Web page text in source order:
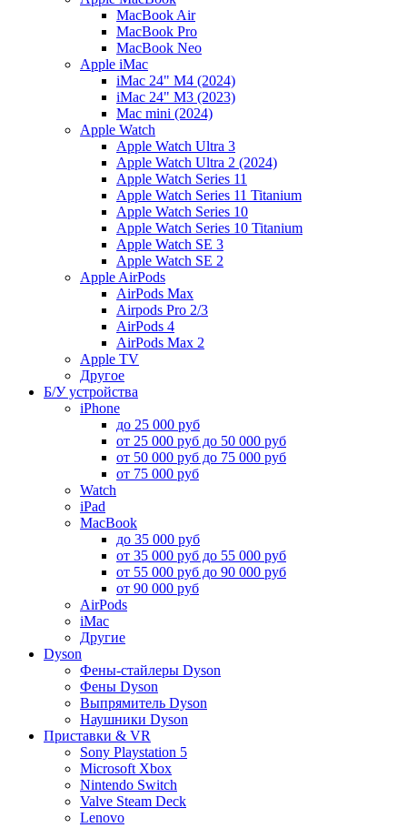
MacBook Air
MacBook Pro
MacBook Neo
Apple iMac
iMac 24" M4 (2024)
iMac 24" M3 (2023)
Mac mini (2024)
Apple Watch
Apple Watch Ultra 3
Apple Watch Ultra 2 (2024)
Apple Watch Series 11
Apple Watch Series 11 Titanium
Apple Watch Series 10
Apple Watch Series 10 Titanium
Apple Watch SE 3
Apple Watch SE 2
Apple AirPods
AirPods Max
Airpods Pro 2/3
AirPods 4
AirPods Max 2
Apple TV
Другое
Б/У устройства
iPhone
до 25 000 руб
от 25 000 руб до 50 000 руб
от 50 000 руб до 75 000 руб
от 75 000 руб
Watch
iPad
MacBook
до 35 000 руб
от 35 000 руб до 55 000 руб
от 55 000 руб до 90 000 руб
от 90 000 руб
AirPods
iMac
Другие
Dyson
Фены-стайлеры Dyson
Фены Dyson
Выпрямитель Dyson
Наушники Dyson
Приставки & VR
Sony Playstation 5
Microsoft Xbox
Nintendo Switch
Valve Steam Deck
Lenovo